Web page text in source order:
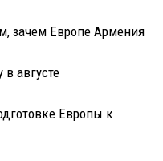
зачем Европе Армения
августе
Европы к